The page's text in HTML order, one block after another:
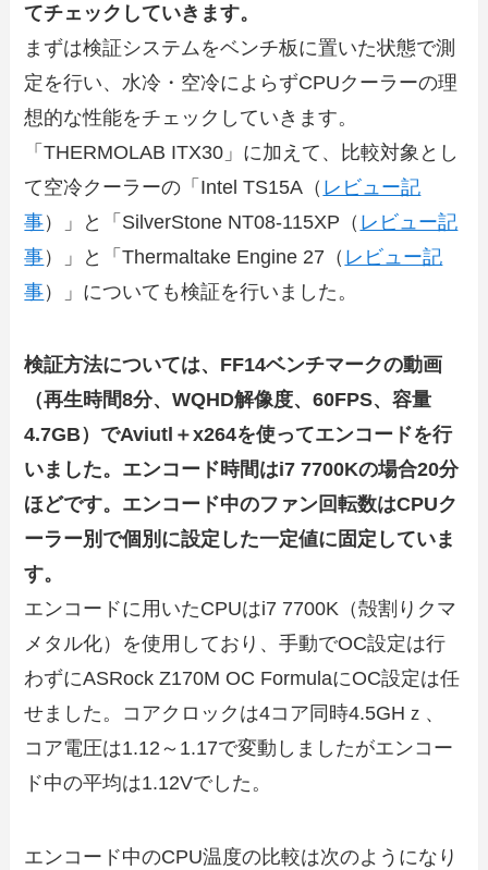
てチェックしていきます。
まずは検証システムをベンチ板に置いた状態で測
定を行い、水冷・空冷によらずCPUクーラーの理
想的な性能をチェックしていきます。
「THERMOLAB ITX30」に加えて、比較対象とし
て空冷クーラーの「Intel TS15A（ レビュー記
事）」と「SilverStone NT08-115XP（ レビュー記
事）」と「Thermaltake Engine 27（ レビュー記
事）」についても検証を行いました。
検証方法については、FF14ベンチマークの動画
（再生時間8分、WQHD解像度、60FPS、容量
4.7GB）でAviutl＋x264を使ってエンコードを行
いました。エンコード時間はi7 7700Kの場合20分
ほどです。エンコード中のファン回転数はCPUク
ーラー別で個別に設定した一定値に固定していま
す。
エンコードに用いたCPUはi7 7700K（殻割りクマ
メタル化）を使用しており、手動でOC設定は行
わずにASRock Z170M OC FormulaにOC設定は任
せました。コアクロックは4コア同時4.5GHｚ、
コア電圧は1.12～1.17で変動しましたがエンコー
ド中の平均は1.12Vでした。
エンコード中のCPU温度の比較は次のようになり